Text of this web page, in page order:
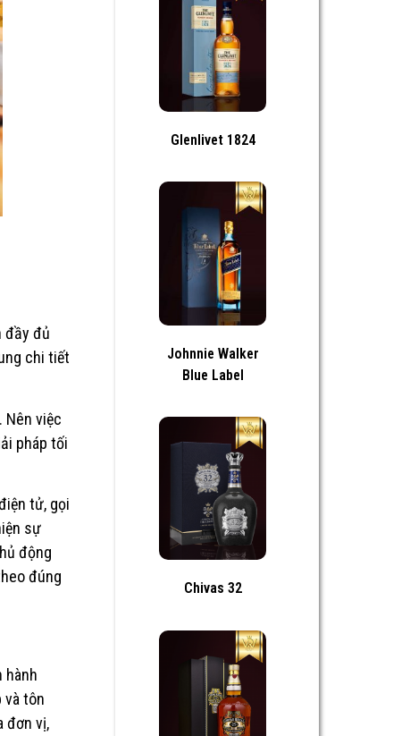
đầy đủ
chi tiết
Nên việc
pháp tối
tử, gọi
sự
động
đúng
hành
và tôn
đơn vị,
Glenlivet 1824
Johnnie Walker
Blue Label
Chivas 32